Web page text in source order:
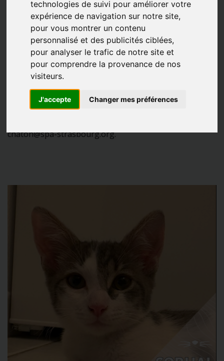
technologies de suivi pour améliorer votre
expérience de navigation sur notre site,
pour vous montrer un contenu
personnalisé et des publicités ciblées,
pour analyser le trafic de notre site et
pour comprendre la provenance de nos
visiteurs.
J'accepte Changer mes préférences
Consultez la liste de tous nos pensionnaires à
l’adoption. Ils n’attendent que vous !
Pour les chats adultes, la chatterie n'est accessible que
sur rendez-vous, n'hésitez pas à nous appeler pour
plus de renseignements. Les rendez-vous ont lieu
créneaux de 30 minutes du lundi au samedi.
chaton@spa-strasbourg.org.